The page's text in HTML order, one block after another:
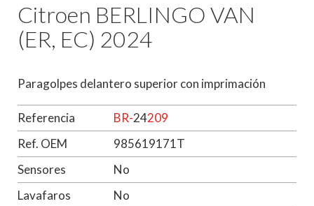
Citroen BERLINGO VAN
(ER, EC) 2024
Paragolpes delantero superior con imprimación
Referencia BR-24209
Ref. OEM
985619171T
Sensores
No
Lavafaros
No